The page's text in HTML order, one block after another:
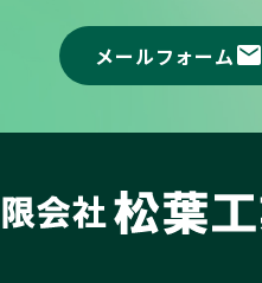
メールフォームmail